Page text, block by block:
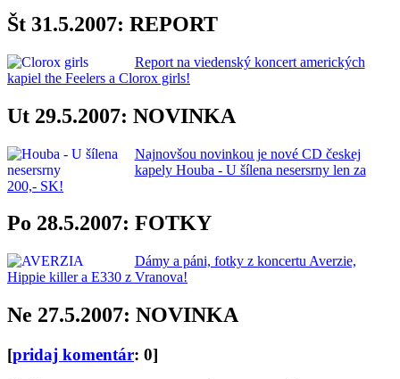
Št 31.5.2007: REPORT
Report na viedenský koncert amerických
kapiel the Feelers a Clorox girls!
Ut 29.5.2007: NOVINKA
Najnovšou novinkou je nové CD českej
kapely Houba - U šílena nesersrny len za
200,- SK!
Po 28.5.2007: FOTKY
Dámy a páni, fotky z koncertu Averzie,
Hippie killer a E330 z Vranova!
Ne 27.5.2007: NOVINKA
[pridaj komentár: 0]